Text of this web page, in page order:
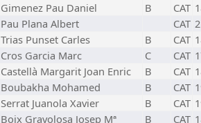
Gimenez Pau Daniel B CAT
Pau Plana Albert CAT
Trias Punset Carles B CAT
Cros Garcia Marc C CAT
Castellà Margarit Joan Enric B CAT
Boubakha Mohamed B CAT
Serrat Juanola Xavier B CAT
Boix Gravolosa Josep Mª B CAT